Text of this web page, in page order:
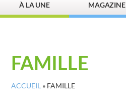
À LA UNE MAGAZINE
FAMILLE
ACCUEIL » FAMILLE